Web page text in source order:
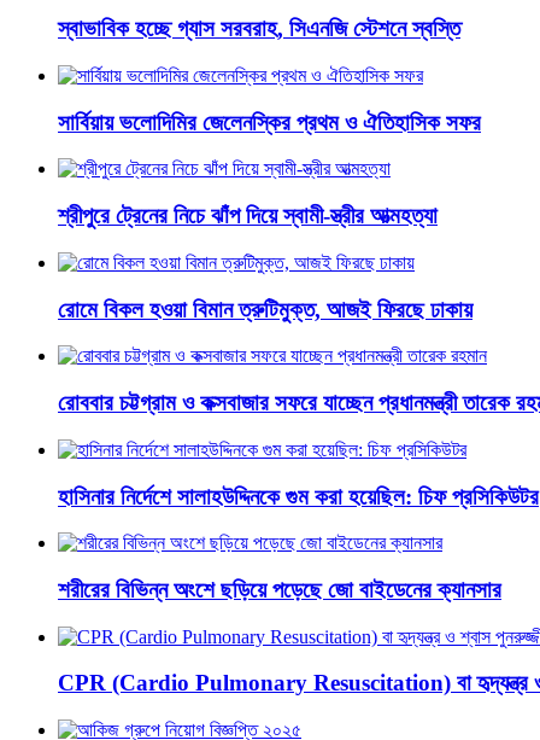
স্বাভাবিক হচ্ছে গ্যাস সরবরাহ, সিএনজি স্টেশনে স্বস্তি
সার্বিয়ায় ভলোদিমির জেলেনস্কির প্রথম ও ঐতিহাসিক সফর
শ্রীপুরে ট্রেনের নিচে ঝাঁপ দিয়ে স্বামী-স্ত্রীর আত্মহত্যা
রোমে বিকল হওয়া বিমান ত্রুটিমুক্ত, আজই ফিরছে ঢাকায়
রোববার চট্টগ্রাম ও কক্সবাজার সফরে যাচ্ছেন প্রধানমন্ত্রী তারেক
হাসিনার নির্দেশে সালাহউদ্দিনকে গুম করা হয়েছিল: চিফ প্রসিকিউটর
শরীরের বিভিন্ন অংশে ছড়িয়ে পড়েছে জো বাইডেনের ক্যানসার
CPR (Cardio Pulmonary Resuscitation) বা হৃদ্‌যন্ত্র ও